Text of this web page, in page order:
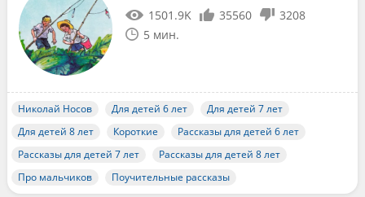
1501.9K 35560
3208
5 мин.
Николай Носов Для детей 6 лет
Для детей 7 лет
Для детей 8 лет
Короткие
Рассказы для детей 6 лет
Рассказы для детей 7 лет
Рассказы для детей 8 лет
Про мальчиков
Поучительные рассказы